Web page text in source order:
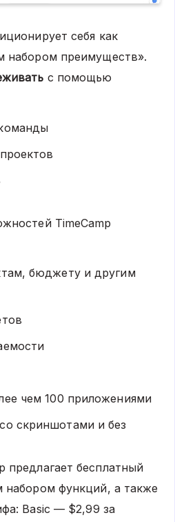
себя как
набором преимуществ».
с помощью
TimeCamp
бюджету и другим
чем 100 приложениями
скриншотами и без
предлагает бесплатный
набором функций, а также
Basic — $2,99 за